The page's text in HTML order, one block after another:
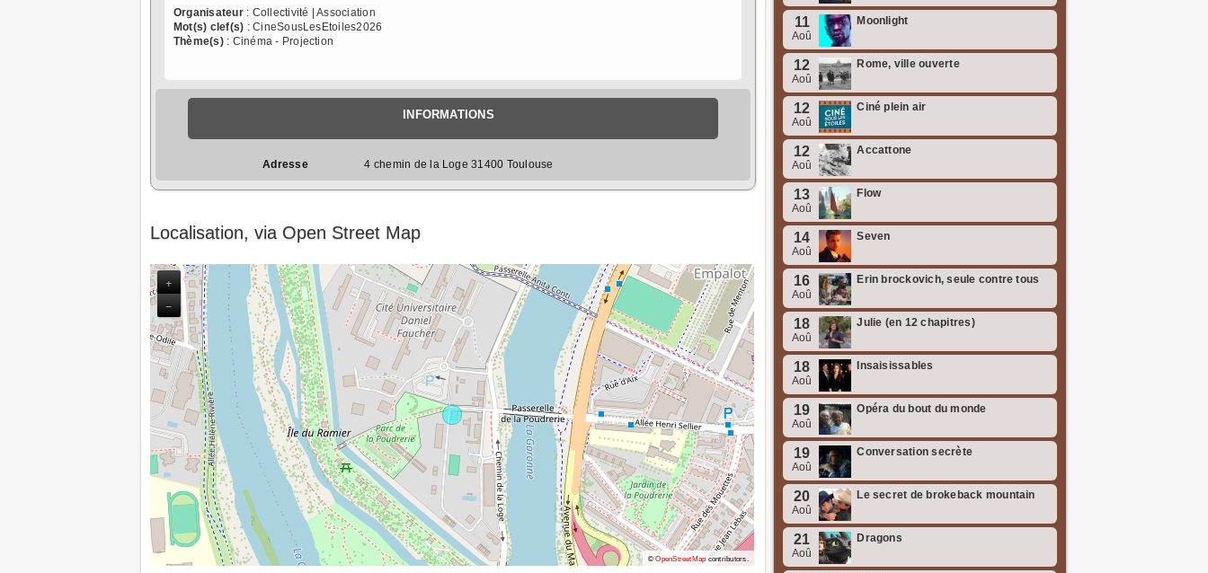
Organisateur: Collectivité | Association
Mot(s) clef(s) : CineSousLesEtoiles2026
Thème(s): Cinéma - Projection
INFORMATIONS
Adresse 4 chemin de la Loge 31400 Toulouse
Localisation, via Open Street Map
+
−
©OpenStreetMapcontributors.
11
Aoû
Moonlight
12
Aoû
Rome, ville ouverte
12
Aoû
Ciné plein air
12
Aoû
Accattone
13
Aoû
Flow
14
Aoû
Seven
16
Aoû
Erin brockovich, seule contre tous
18
Aoû
Julie (en 12 chapitres)
18
Aoû
Insaisissables
19
Aoû
Opéra du bout du monde
19
Aoû
Conversation secrète
20
Aoû
Le secret de brokeback mountain
21
Aoû
Dragons